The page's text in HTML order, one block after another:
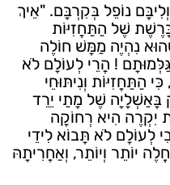
נוֹפֵל בְּקִרְבָּם. "אֵיךְ
שֶׁל הַתַּחֲזִיּוֹת
נִהְיֶה מַמָּשׁ חוֹלֶה
! הֲרֵי לְעוֹלָם לֹא
הַתַּחֲזִיּוֹת וְנִיתּוּחֵי
בָּאַשְׁלָיָה שֶׁל מָתַי יֵרֵד
יִקְרֶה הִיא רְחוֹקָה
לְעוֹלָם לֹא תָּבוֹא לִידֵי
יוֹתֵר וְיוֹתֵר, וְאַחֲרִיתָהּ